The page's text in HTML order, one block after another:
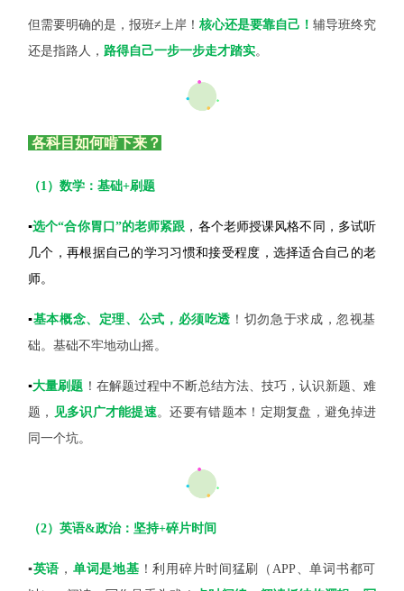
但需要明确的是，报班≠上岸！ 核心还是要靠自己！ 辅导班终究
还是指路人， 路得自己一步一步走才踏实。
各科目如何啃下来？
（1）数学：基础+刷题
▪️选个“合你胃口”的老师紧跟 ，各个老师授课风格不同，多试听
几个，再根据自己的学习习惯和接受程度，选择适合自己的老
师。
▪️基本概念、定理、公式，必须吃透 ！切勿急于求成，忽视基
础。基础不牢地动山摇。
▪️大量刷题 ！在解题过程中不断总结方法、技巧，认识新题、难
题， 见多识广才能提速。还要有错题本！定期复盘，避免掉进
同一个坑。
（2）英语&政治：坚持+碎片时间
▪️英语 ， 单词是地基 ！利用碎片时间猛刷（APP、单词书都可